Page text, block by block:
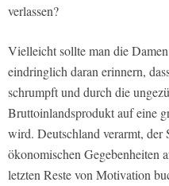
verlassen?
Vielleicht sollte man die
eindringlich daran erinnern,
schrumpft und durch die
Bruttoinlandsprodukt auf eine
wird. Deutschland verarmt, der
ökonomischen Gegebenheiten
letzten Reste von Motivation